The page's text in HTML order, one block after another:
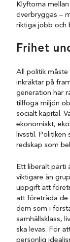
Klyftorna
överbryggas –
riktiga jobb och
Frihet
All politik måste
inkräktar på
generation har
tillfoga miljön
socialt kapital.
ekonomiskt,
livsstil. Politiken
redskap som
Ett liberalt parti
viktigare än
uppgift att
att företräda de
dem som i
samhällsklass,
ska levas. För
personlig